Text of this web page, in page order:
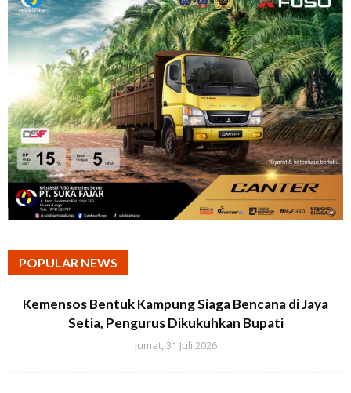
POPULAR NEWS
Kemensos Bentuk Kampung Siaga Bencana di Jaya
Setia, Pengurus Dikukuhkan Bupati
Jumat, 31 Juli 2026